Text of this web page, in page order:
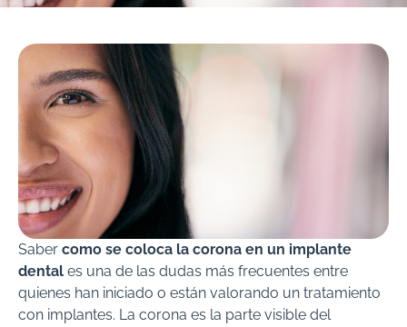
Saber como se coloca la corona en un implante
dental es una de las dudas más frecuentes entre
quienes han iniciado o están valorando un tratamiento
con implantes. La corona es la parte visible del